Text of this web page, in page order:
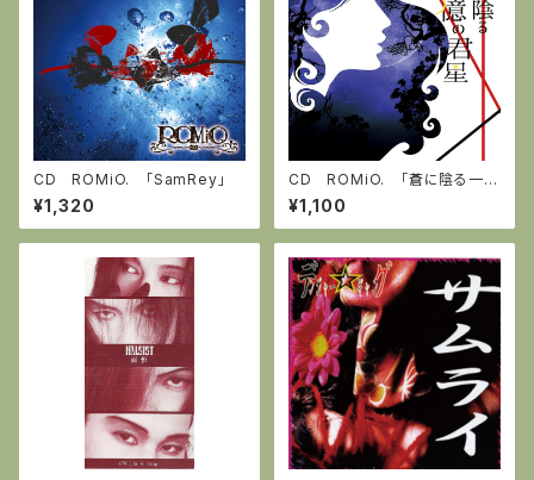
CD ROMiO. 「SamRey」
¥1,320
CD ROMiO. 「蒼に陰る一億
の君星」
¥1,100